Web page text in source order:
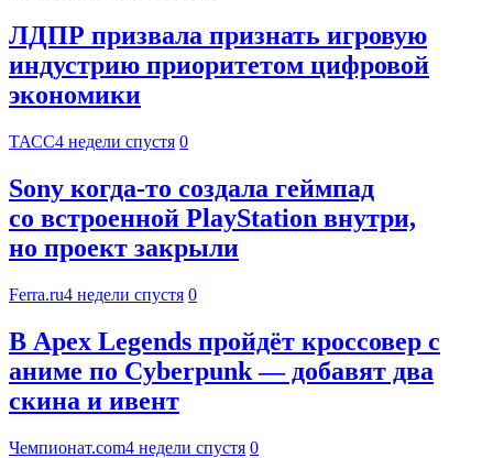
ЛДПР призвала признать игровую
индустрию приоритетом цифровой
экономики
ТАСС4 недели спустя 0
Sony когда-то создала геймпад
со встроенной PlayStation внутри,
но проект закрыли
Ferra.ru4 недели спустя 0
В Apex Legends пройдёт кроссовер с
аниме по Cyberpunk — добавят два
скина и ивент
Чемпионат.com4 недели спустя 0